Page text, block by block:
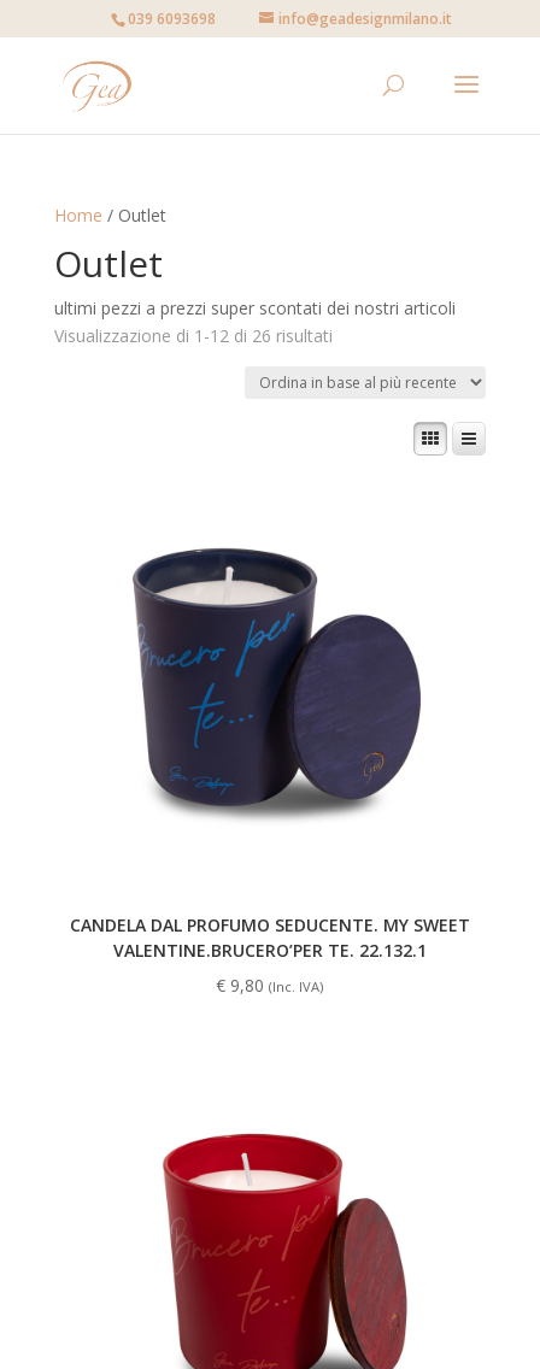
039 6093698 info@geadesignmilano.it
Home / Outlet
Outlet
ultimi pezzi a prezzi super scontati dei nostri articoli
Visualizzazione di 1-12 di 26 risultati
CANDELA DAL PROFUMO SEDUCENTE. MY SWEET
VALENTINE.BRUCERO’PER TE. 22.132.1
€ 9,80 (Inc. IVA)